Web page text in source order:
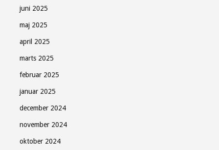
juni 2025
maj 2025
april 2025
marts 2025
februar 2025
januar 2025
december 2024
november 2024
oktober 2024